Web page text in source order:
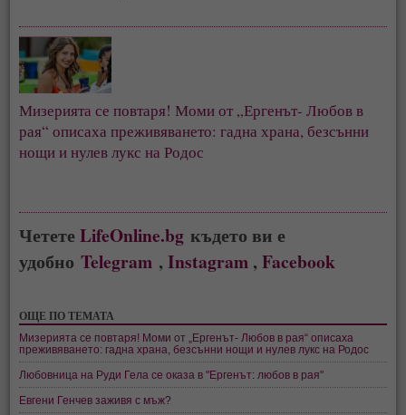
Мизерията се повтаря! Моми от „Ергенът- Любов в
рая“ описаха преживяването: гадна храна, безсънни
нощи и нулев лукс на Родос
ЧететеLifeOnline.bg където ви е
удобноTelegram ,Instagram ,Facebook
ОЩЕ ПО ТЕМАТА
Мизерията се повтаря! Моми от „Ергенът- Любов в рая“ описаха
преживяването: гадна храна, безсънни нощи и нулев лукс на Родос
Любовница на Руди Гела се оказа в "Ергенът: любов в рая"
Евгени Генчев заживя с мъж?